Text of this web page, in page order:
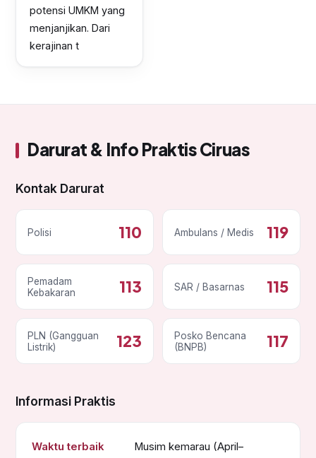
potensi UMKM yang
menjanjikan. Dari
kerajinan t
Darurat & Info Praktis Ciruas
Kontak Darurat
Polisi 110 Ambulans / Medis 119
Pemadam
Kebakaran
113 SAR / Basarnas 115
PLN (Gangguan
Listrik)
123
Posko Bencana
(BNPB)
117
Informasi Praktis
Waktu terbaik
Musim kemarau (April–